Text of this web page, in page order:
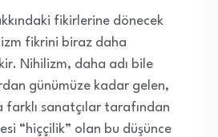
fikirlerine dönecek
fikrini biraz daha
Nihilizm, daha adı bile
günümüze kadar gelen,
sanatçılar tarafından
“hiççilik” olan bu düşünce